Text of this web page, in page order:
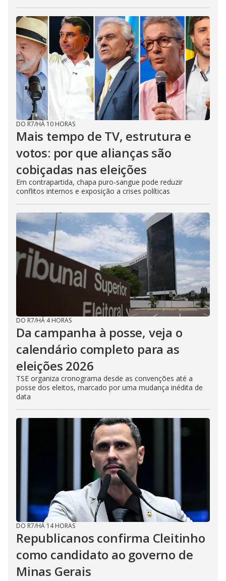
DO R7/HÁ 10 HORAS
Mais tempo de TV, estrutura e
votos: por que alianças são
cobiçadas nas eleições
Em contrapartida, chapa puro-sangue pode reduzir
conflitos internos e exposição a crises políticas
DO R7/HÁ 4 HORAS
Da campanha à posse, veja o
calendário completo para as
eleições 2026
TSE organiza cronograma desde as convenções até a
posse dos eleitos, marcado por uma mudança inédita de
data
DO R7/HÁ 14 HORAS
Republicanos confirma Cleitinho
como candidato ao governo de
Minas Gerais